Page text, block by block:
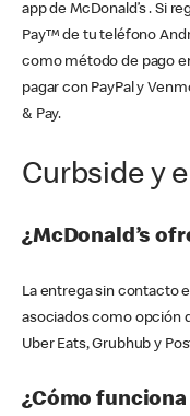
app de McDonald’s . Si
Pay™ de tu teléfono
como método de pago
pagar con PayPal y
& Pay.
Curbside y
¿McDonald’s
La entrega sin contacto
asociados como opción
Uber Eats, Grubhub y
¿Cómo